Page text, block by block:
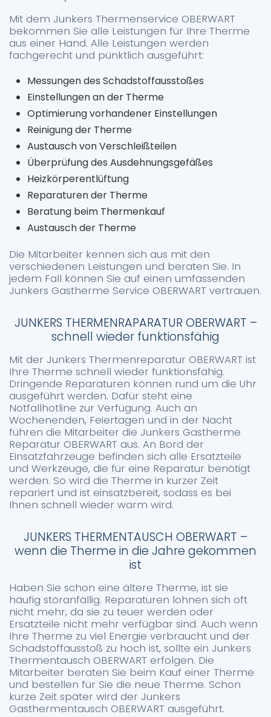
Mit dem Junkers Thermenservice OBERWART
bekommen Sie alle Leistungen für Ihre Therme
aus einer Hand. Alle Leistungen werden
fachgerecht und pünktlich ausgeführt:
Messungen des Schadstoffausstoßes
Einstellungen an der Therme
Optimierung vorhandener Einstellungen
Reinigung der Therme
Austausch von Verschleißteilen
Überprüfung des Ausdehnungsgefäßes
Heizkörperentlüftung
Reparaturen der Therme
Beratung beim Thermenkauf
Austausch der Therme
Die Mitarbeiter kennen sich aus mit den
verschiedenen Leistungen und beraten Sie. In
jedem Fall können Sie auf einen umfassenden
Junkers Gastherme Service OBERWART vertrauen.
JUNKERS THERMENRAPARATUR OBERWART –
schnell wieder funktionsfähig
Mit der Junkers Thermenreparatur OBERWART ist
Ihre Therme schnell wieder funktionsfähig.
Dringende Reparaturen können rund um die Uhr
ausgeführt werden. Dafür steht eine
Notfallhotline zur Verfügung. Auch an
Wochenenden, Feiertagen und in der Nacht
führen die Mitarbeiter die Junkers Gastherme
Reparatur OBERWART aus. An Bord der
Einsatzfahrzeuge befinden sich alle Ersatzteile
und Werkzeuge, die für eine Reparatur benötigt
werden. So wird die Therme in kurzer Zeit
repariert und ist einsatzbereit, sodass es bei
Ihnen schnell wieder warm wird.
JUNKERS THERMENTAUSCH OBERWART –
wenn die Therme in die Jahre gekommen
ist
Haben Sie schon eine ältere Therme, ist sie
häufig störanfällig. Reparaturen lohnen sich oft
nicht mehr, da sie zu teuer werden oder
Ersatzteile nicht mehr verfügbar sind. Auch wenn
Ihre Therme zu viel Energie verbraucht und der
Schadstoffausstoß zu hoch ist, sollte ein Junkers
Thermentausch OBERWART erfolgen. Die
Mitarbeiter beraten Sie beim Kauf einer Therme
und bestellen für Sie die neue Therme. Schon
kurze Zeit später wird der Junkers
Gasthermentausch OBERWART ausgeführt.